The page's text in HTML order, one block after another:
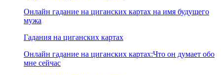
Онлайн гадание на циганских картах на имя будущего
мужа
Гадания на циганских картах
Онлайн гадание на циганских картах:Что он думает обо
мне сейчас